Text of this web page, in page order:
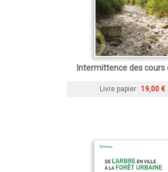
Intermittence des cours
Livre papier 19,00 €